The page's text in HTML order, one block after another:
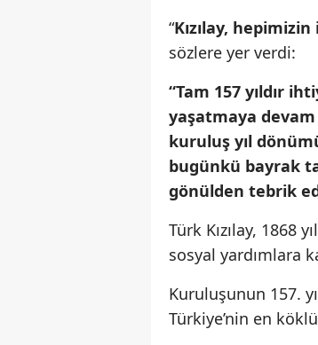
“Kızılay,
sözlere yer verdi:
“Tam 157 yıldır
yaşatmaya devam
kuruluş yıl
bugünkü bayrak
gönülden tebrik
Türk Kızılay, 1868
sosyal yardımlara
Kuruluşunun 157.
Türkiye’nin en